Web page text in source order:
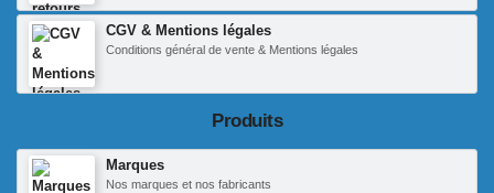
CGV & Mentions légales
Conditions général de vente & Mentions légales
Produits
Marques
Nos marques et nos fabricants